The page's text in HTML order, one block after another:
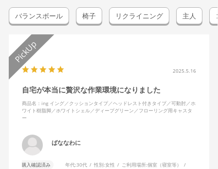
バランスボール 椅子 リクライニング 主人
2025.5.16
自宅が本当に贅沢な作業環境になりました
商品名：ing イング／クッションタイプ／ヘッドレスト付きタイプ／可動肘／ホ
ワイト樹脂脚／ホワイトシェル／ディープグリーン／フローリング用キャスタ
ー
ばななわに
購入確認済み 年代:30代 性別:女性 ご利用場所:個室（寝室等）